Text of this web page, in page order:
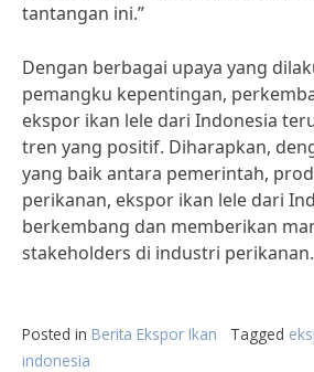
tantangan ini.”
Dengan berbagai upaya yang
pemangku kepentingan,
ekspor ikan lele dari Indonesia
tren yang positif. Diharapkan,
yang baik antara pemerintah,
perikanan, ekspor ikan lele dari
berkembang dan memberikan
stakeholders di industri perikanan.
Posted in Berita Ekspor Ikan Tagged
indonesia